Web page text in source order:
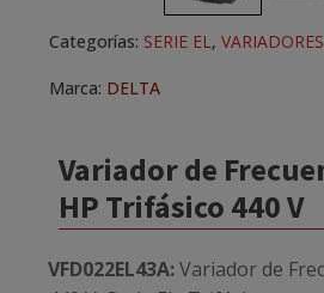
Variador de
HP Trifásico 440 V
VFD022EL43A:Variador de
Categorías: SERIE EL,
Marca: DELTA